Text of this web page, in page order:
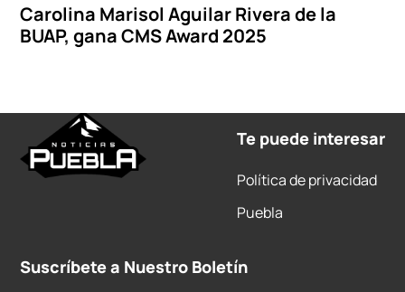
Carolina Marisol Aguilar Rivera de la
BUAP, gana CMS Award 2025
Te puede interesar
Política de privacidad
Puebla
Suscríbete a Nuestro Boletín